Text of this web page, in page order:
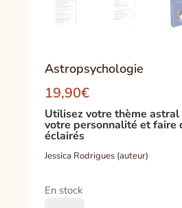
Astropsychologie
19,90€
Utilisez votre thème
votre personnalité et faire
éclairés
Jessica Rodrigues (auteur)
En stock